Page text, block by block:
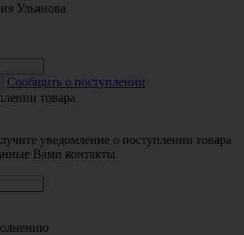
Ульянова
Cообщить о поступлении
товара
уведомление о поступлении товара
Вами контакты